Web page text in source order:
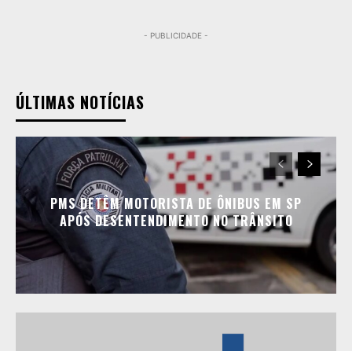
- PUBLICIDADE -
ÚLTIMAS NOTÍCIAS
PMS DETÊM MOTORISTA DE ÔNIBUS EM SP
APÓS DESENTENDIMENTO NO TRÂNSITO